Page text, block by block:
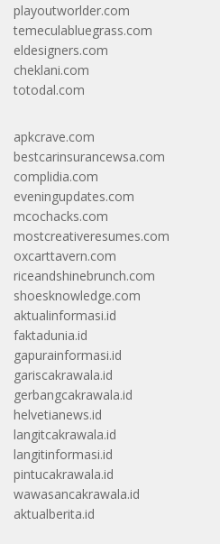
playoutworlder.com
temeculabluegrass.com
eldesigners.com
cheklani.com
totodal.com
apkcrave.com
bestcarinsurancewsa.com
complidia.com
eveningupdates.com
mcochacks.com
mostcreativeresumes.com
oxcarttavern.com
riceandshinebrunch.com
shoesknowledge.com
aktualinformasi.id
faktadunia.id
gapurainformasi.id
gariscakrawala.id
gerbangcakrawala.id
helvetianews.id
langitcakrawala.id
langitinformasi.id
pintucakrawala.id
wawasancakrawala.id
aktualberita.id